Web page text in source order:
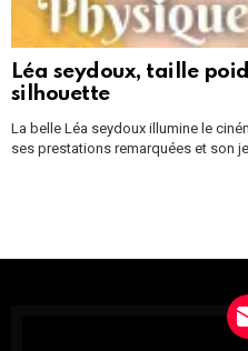
Léa seydoux, taille
silhouette
La belle Léa seydoux illumine le
ses prestations remarquées et son